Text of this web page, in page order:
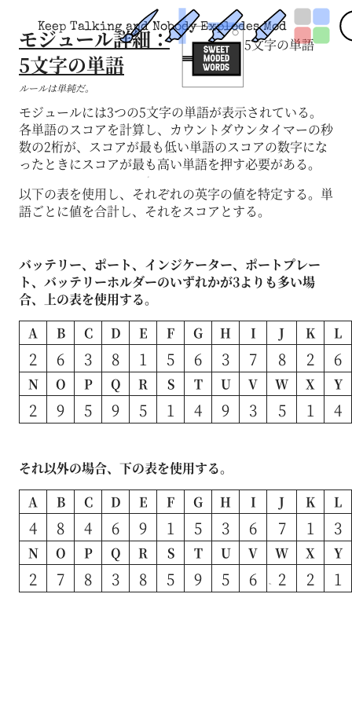
Keep Talking and Nobody Explodes Mod
5文字の単語
モジュール詳細：
5文字の単語
ルールは単純だ。
モジュールには3つの5文字の単語が表示されている。
各単語のスコアを計算し、カウントダウンタイマーの秒
数の2桁が、スコアが最も低い単語のスコアの数字にな
ったときにスコアが最も高い単語を押す必要がある。
以下の表を使用し、それぞれの英字の値を特定する。単
語ごとに値を合計し、それをスコアとする。
バッテリー、ポート、インジケーター、ポートプレー
ト、バッテリーホルダーのいずれかが3よりも多い場
合、上の表を使用する。
A
B C D E F G H I J K L
2 6 3 8 1 5 6 3 7 8 2 6
N O P Q R S T U V W X Y
2 9 5 9 5 1 4 9 3 5 1 4
それ以外の場合、下の表を使用する。
A
B C D E F G H I J K L
4 8 4 6 9 1 5 3 6 7 1 3
N O P Q R S T U V W X Y
2 7 8 3 8 5 9 5 6 2 2 1